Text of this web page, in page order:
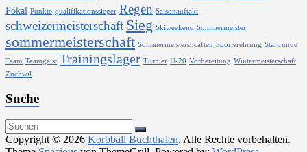
Pokal Punkte qualifikationssieger Regen Saisonauftakt
schweizermeisterschaft Sieg Skiweekend Sommermeister
sommermeisterschaft Sommermeistershcaften Sporlerehrung Startrunde
Team Teamgeist Trainingslager Turnier U-20 Vorbereitung Wintermeisterschaft
Zuchwil
Suche
Copyright © 2026 Korbball Buchthalen. Alle Rechte vorbehalten.